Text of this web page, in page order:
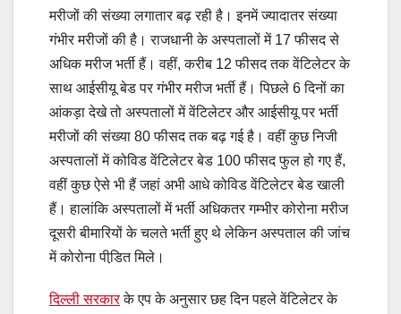
मरीजों की संख्या लगातार बढ़ रही है। इनमें ज्यादातर संख्या
गंभीर मरीजों की है। राजधानी के अस्पतालों में 17 फीसद से
अधिक मरीज भर्ती हैं। वहीं, करीब 12 फीसद तक वेंटिलेटर के
साथ आईसीयू बेड पर गंभीर मरीज भर्ती हैं। पिछले 6 दिनों का
आंकड़ा देखे तो अस्पतालों में वेंटिलेटर और आईसीयू पर भर्ती
मरीजों की संख्या 80 फीसद तक बढ़ गई है। वहीं कुछ निजी
अस्पतालों में कोविड वेंटिलेटर बेड 100 फीसद फुल हो गए हैं,
वहीं कुछ ऐसे भी हैं जहां अभी आधे कोविड वेंटिलेटर बेड खाली
हैं। हालांकि अस्पतालों में भर्ती अधिकतर गम्भीर कोरोना मरीज
दूसरी बीमारियों के चलते भर्ती हुए थे लेकिन अस्पताल की जांच
में कोरोना पीडि़त मिले।
दिल्ली सरकारके एप के अनुसार छह दिन पहले वेंटिलेटर के